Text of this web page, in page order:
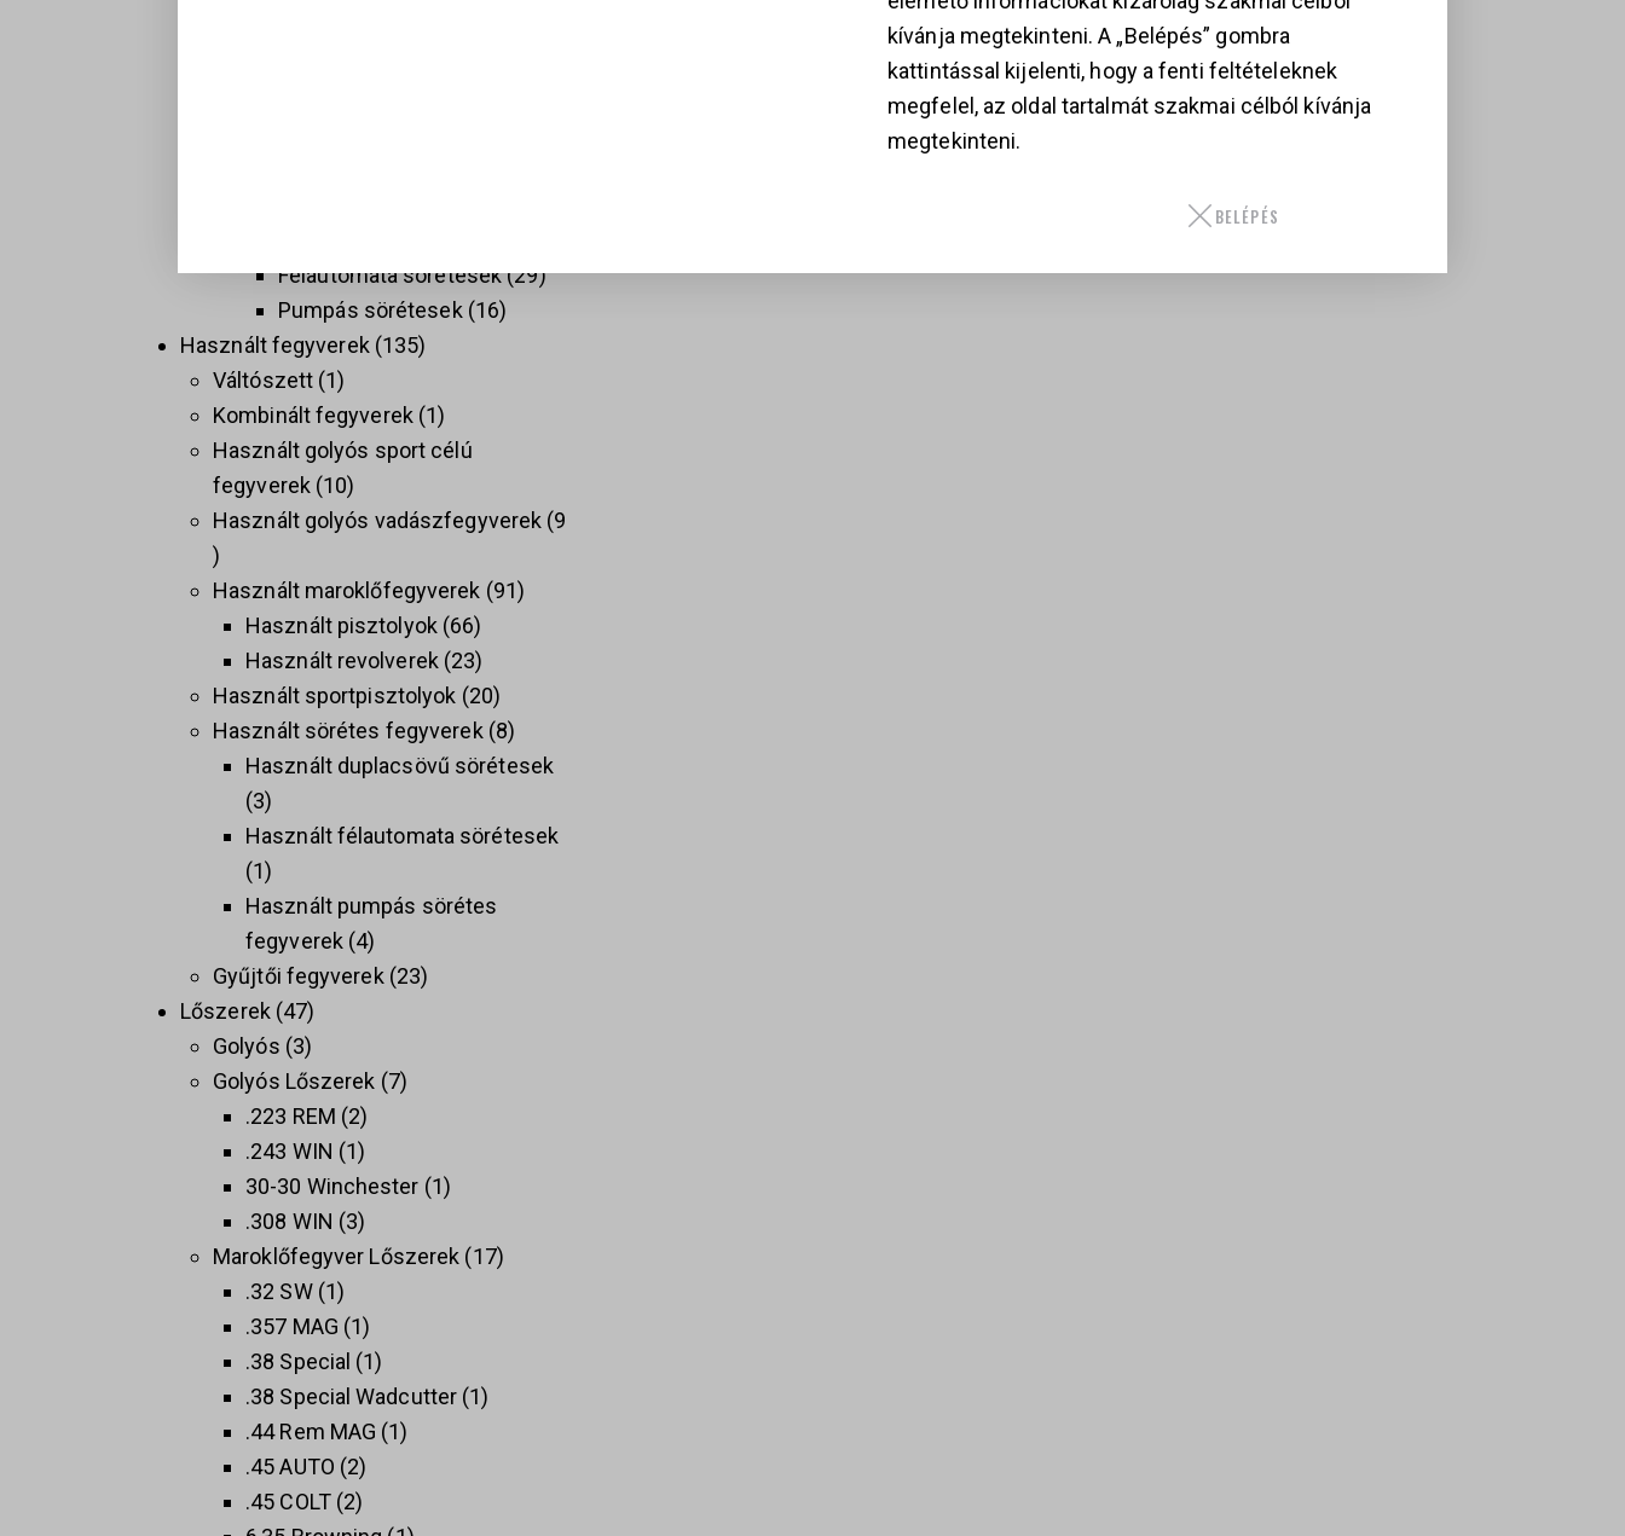
Félautomata sörétesek 29
Pumpás sörétesek 16
Használt fegyverek 135
Váltószett 1
Kombinált fegyverek 1
Használt golyós sport célú
fegyverek 10
Használt golyós vadászfegyverek 9
Használt maroklőfegyverek 91
Használt pisztolyok 66
Használt revolverek 23
Használt sportpisztolyok 20
Használt sörétes fegyverek 8
Használt duplacsövű sörétesek
3
Használt félautomata sörétesek
1
Használt pumpás sörétes
fegyverek 4
Gyűjtői fegyverek 23
Lőszerek 47
Golyós 3
Golyós Lőszerek 7
.223 REM 2
.243 WIN
1
30-30 Winchester 1
.308 WIN
3
Maroklőfegyver Lőszerek 17
.32 SW 1
.357 MAG 1
.38 Special
1
.38 Special Wadcutter 1
.44 Rem MAG 1
.45 AUTO 2
.45 COLT 2
kívánja megtekinteni. A „Belépés” gombra
kattintással kijelenti, hogy a fenti feltételeknek
megfelel, az oldal tartalmát szakmai célból kívánja
megtekinteni.
BELÉPÉS